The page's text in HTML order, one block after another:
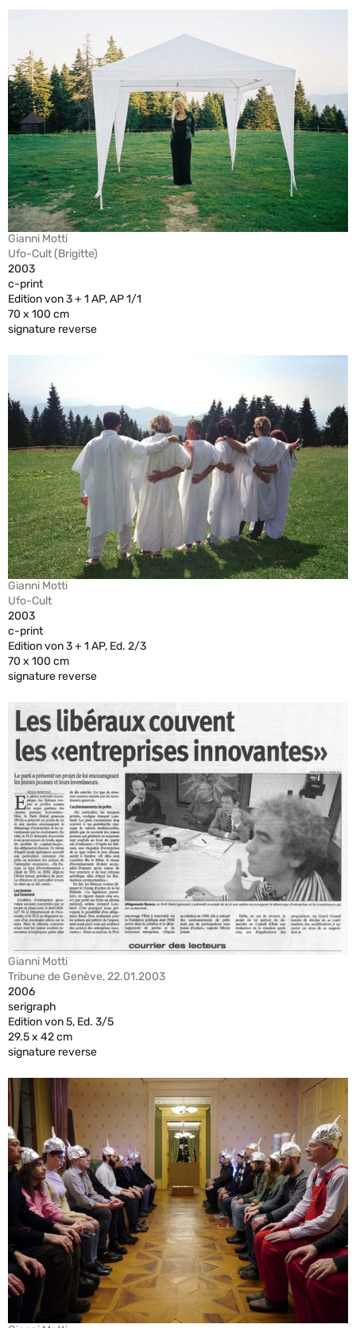
Gianni Motti
Ufo-Cult (Brigitte)
2003
c-print
Edition von 3 + 1 AP, AP 1/1
70 x 100 cm
signature reverse
Gianni Motti
Ufo-Cult
2003
c-print
Edition von 3 + 1 AP, Ed. 2/3
70 x 100 cm
signature reverse
Gianni Motti
Tribune de Genève, 22.01.2003
2006
serigraph
Edition von 5, Ed. 3/5
29.5 x 42 cm
signature reverse